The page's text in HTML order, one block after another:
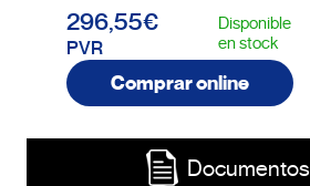
296,55€
PVR
Disponible
en stock
Comprar online
Documentos